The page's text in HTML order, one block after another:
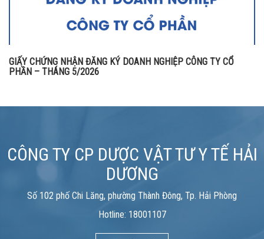
GIẤY CHỨNG NHẬN ĐĂNG KÝ DOANH NGHIỆP CÔNG TY CỔ
PHẦN – THÁNG 5/2026
CÔNG TY CP DƯỢC VẬT TƯ Y TẾ HẢI
DƯƠNG
Số 102 phố Chi Lăng, phường Thành Đông, Tp. Hải Phòng
Hotline: 18001107